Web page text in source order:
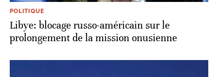
POLITIQUE
Libye: blocage russo-américain sur le
prolongement de la mission onusienne